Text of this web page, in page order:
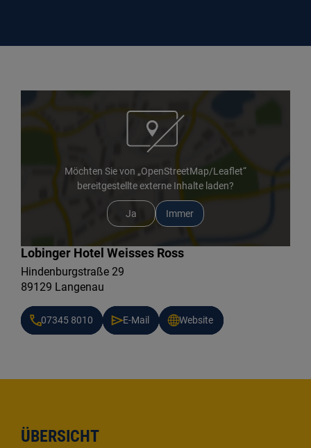
Möchten Sie von „OpenStreetMap/Leaflet“
bereitgestellte externe Inhalte laden?
Ja Immer
Lobinger Hotel Weisses Ross
Hindenburgstraße 29
89129 Langenau
07345 8010 E-Mail Website
ÜBERSICHT